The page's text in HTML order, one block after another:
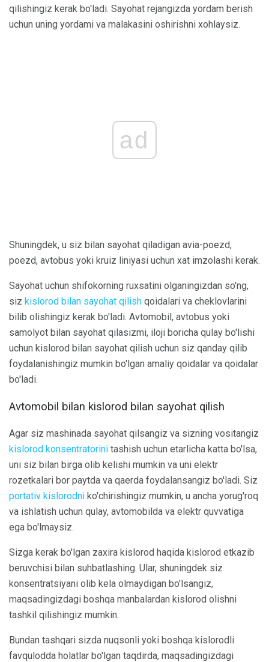
qilishingiz kerak bo'ladi. Sayohat rejangizda yordam berish
uchun uning yordami va malakasini oshirishni xohlaysiz.
ad
Shuningdek, u siz bilan sayohat qiladigan avia-poezd,
poezd, avtobus yoki kruiz liniyasi uchun xat imzolashi kerak.
Sayohat uchun shifokorning ruxsatini olganingizdan so'ng,
siz kislorod bilan sayohat qilish qoidalari va cheklovlarini
bilib olishingiz kerak bo'ladi. Avtomobil, avtobus yoki
samolyot bilan sayohat qilasizmi, iloji boricha qulay bo'lishi
uchun kislorod bilan sayohat qilish uchun siz qanday qilib
foydalanishingiz mumkin bo'lgan amaliy qoidalar va qoidalar
bo'ladi.
Avtomobil bilan kislorod bilan sayohat qilish
Agar siz mashinada sayohat qilsangiz va sizning vositangiz
kislorod konsentratorini tashish uchun etarlicha katta bo'lsa,
uni siz bilan birga olib kelishi mumkin va uni elektr
rozetkalari bor paytda va qaerda foydalansangiz bo'ladi. Siz
portativ kislorodni ko'chirishingiz mumkin, u ancha yorug'roq
va ishlatish uchun qulay, avtomobilda va elektr quvvatiga
ega bo'lmaysiz.
Sizga kerak bo'lgan zaxira kislorod haqida kislorod etkazib
beruvchisi bilan suhbatlashing. Ular, shuningdek siz
konsentratsiyani olib kela olmaydigan bo'lsangiz,
maqsadingizdagi boshqa manbalardan kislorod olishni
tashkil qilishingiz mumkin.
Bundan tashqari sizda nuqsonli yoki boshqa kislorodli
favqulodda holatlar bo'lgan taqdirda, maqsadingizdagi